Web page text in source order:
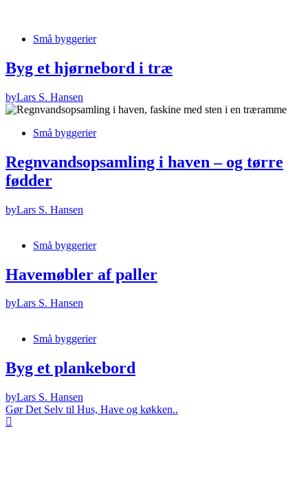
Små byggerier
Byg et hjørnebord i træ
byLars S. Hansen
Små byggerier
Regnvandsopsamling i haven – og tørre
fødder
byLars S. Hansen
Små byggerier
Havemøbler af paller
byLars S. Hansen
Små byggerier
Byg et plankebord
byLars S. Hansen
Gør Det Selv til Hus, Have og køkken..